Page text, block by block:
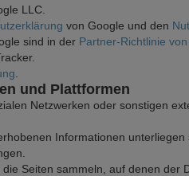
LLC.
von Google und den
sind in der Partner-Richtlinie
und Plattformen
Netzwerken oder sonstigen
Informationen
Seiten sammeln, auf denen der